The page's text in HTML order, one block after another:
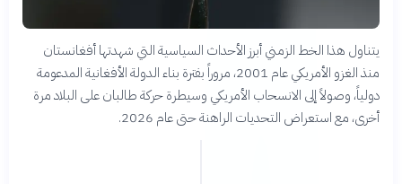
يتناول هذا الخط الزمني أبرز الأحداث السياسية التي شهدتها أفغانستان
منذ الغزو الأمريكي عام 2001، مروراً بفترة بناء الدولة الأفغانية المدعومة
دولياً، وصولاً إلى الانسحاب الأمريكي وسيطرة حركة طالبان على البلاد مرة
أخرى، مع استعراض التحديات الراهنة حتى عام 2026.